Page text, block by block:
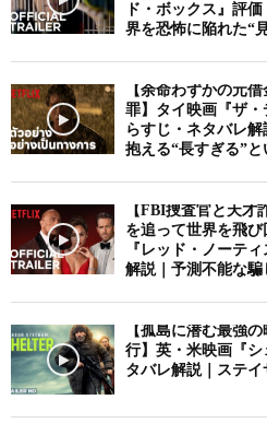
ド・ボックス』評
界を恐怖に陥れた“
【余命わずかの元
罪】タイ映画『ザ
らすじ・ネタバレ
抱える“長すぎる”
【FBI捜査官と天才
を追って世界を飛
『レッド・ノーテ
解説｜予測不能な
【孤島に潜む最強
行】英・米映画『
タバレ解説｜ステ